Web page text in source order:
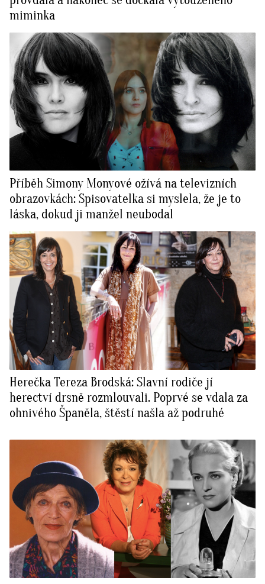
miminka
Příběh Simony Monyové ožívá na televizních
obrazovkách: Spisovatelka si myslela, že je to
láska, dokud ji manžel neubodal
Herečka Tereza Brodská: Slavní rodiče jí
herectví drsně rozmlouvali. Poprvé se vdala za
ohnivého Španěla, štěstí našla až podruhé